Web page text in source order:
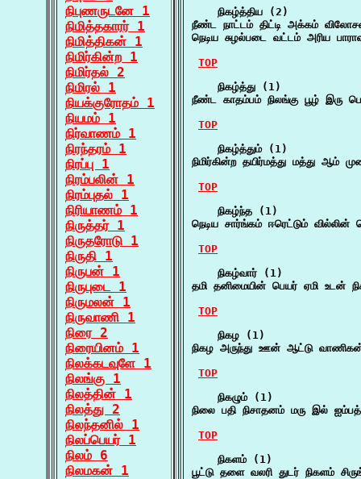
நிபுணருடனே 1
நிமித்தகாரர் 1
நிமித்திகன் 1
நிமிர்கின்ற 1
நிமிர்தல் 2
நிமிரல் 1
நியக்குரோதம் 1
நியமம் 1
நிர்வாணம் 1
நிரந்தரம் 1
நிரப்பு 1
நிரம்பலின் 1
நிரம்புதல் 1
நிரியாணம் 1
நிருத்தர் 1
நிருதரோடு 1
நிருதி 1
நிருபன் 1
நிருபுடை 1
நிருமலன் 1
நிருவாணி 1
நிரை 2
நிரையினம் 1
நிலக்கடவுளே 1
நிலங்கு 1
நிலத்தின் 1
நிலத்து 2
நிலந்தனில் 1
நிலப்பெயர் 1
நிலம் 6
நிலமகன் 1
    நிகழ்த்திய (2)
நீண்ட நாட்டம் திட்டி அக்கம்
நெடிய சுழல்படை வட்டம் அரிய
TOP
    நிகழ்த்து (1)
நீண்ட காதம்பம் நிலங்கு பூழ் இரு
TOP
    நிகழ்த்தும் (1)
நிமிர்கின்ற தயிர்மத்து மத்து ஆம்
TOP
    நிகழ்ந்த (1)
நெடிய சார்ங்கம் ஈரெட்டும்
TOP
    நிகழ்வார் (1)
தமி தனிமையின் பெயர் ஏமி உடன்
TOP
    நிகழ (1)
நிகழ அருந்து ஊன் ஆட்டு
TOP
    நிகழும் (1)
நிலை பதி நிசாதனம் மரு இல்
TOP
    நிகளம் (1)
பூட்டு தளை வலரி துடர் நிகளம்